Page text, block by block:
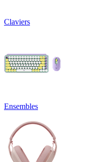
Claviers
Ensembles